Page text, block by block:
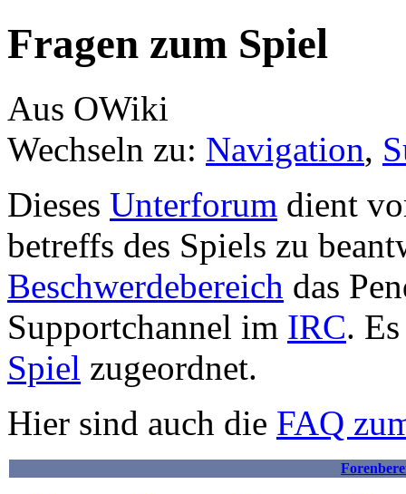
Fragen zum Spiel
Aus OWiki
Wechseln zu: Navigation,
Dieses Unterforum dient
betreffs des Spiels zu
Beschwerdebereich das
Supportchannel im IRC.
Spiel zugeordnet.
Hier sind auch die FAQ